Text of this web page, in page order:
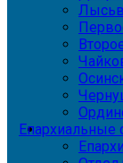
Епархиальные